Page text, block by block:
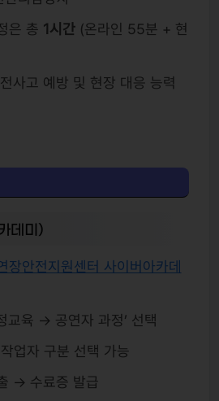
은 총 1시간(온라인 55분 + 현
사고 예방 및 현장 대응 능력
데미)
장안전지원센터 사이버아카데
교육 → 공연자 과정’ 선택
업자 구분 선택 가능
→ 수료증 발급